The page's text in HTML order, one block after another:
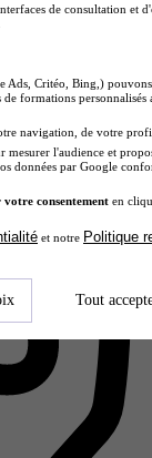
de consultation et
Ads, Critéo, Bing,)
formations
navigation, de votre
l'audience et
données par Google
consentement en
et notre Politique
Tout